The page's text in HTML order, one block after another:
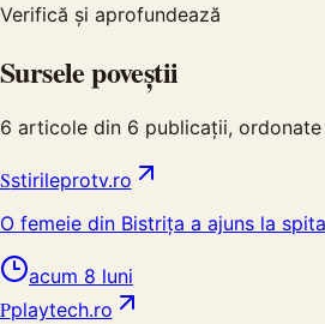
Verifică și aprofundează
Sursele poveștii
6 articole din 6 publicații,
Sstirileprotv.ro
O femeie din Bistrița a ajuns la
acum 8 luni
Pplaytech.ro